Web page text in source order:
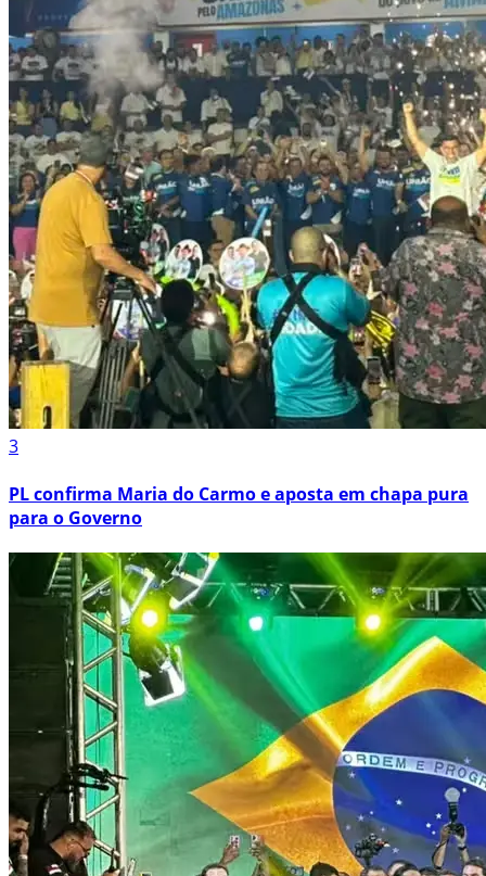
3
PL confirma Maria do Carmo e aposta em chapa pura
para o Governo